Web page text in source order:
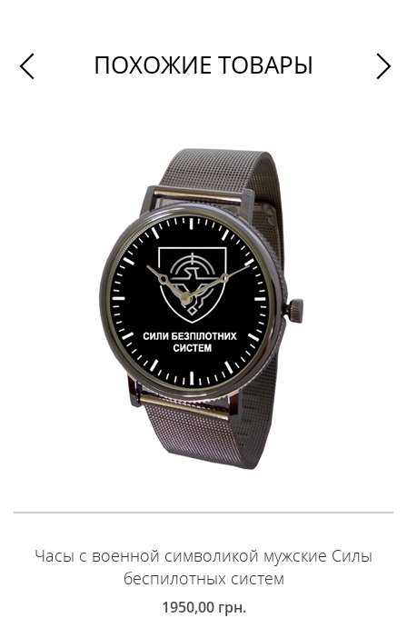
ПОХОЖИЕ ТОВАРЫ
Часы с военной символикой мужские Силы
беспилотных систем
1950,00 грн.